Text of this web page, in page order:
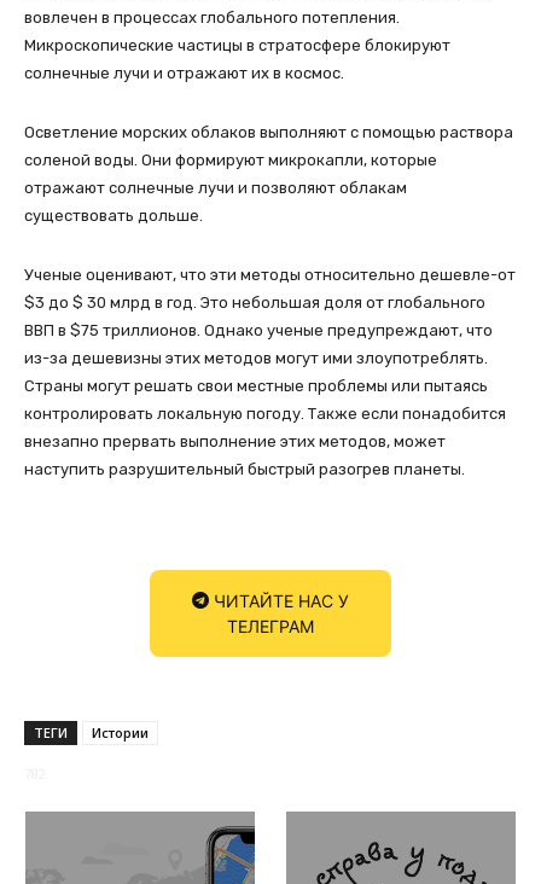
вовлечен в процессах глобального потепления.
Микроскопические частицы в стратосфере блокируют
солнечные лучи и отражают их в космос.
Осветление морских облаков выполняют с помощью раствора
соленой воды. Они формируют микрокапли, которые
отражают солнечные лучи и позволяют облакам
существовать дольше.
Ученые оценивают, что эти методы относительно дешевле-от
$3 до $ 30 млрд в год. Это небольшая доля от глобального
ВВП в $75 триллионов. Однако ученые предупреждают, что
из-за дешевизны этих методов могут ими злоупотреблять.
Страны могут решать свои местные проблемы или пытаясь
контролировать локальную погоду. Также если понадобится
внезапно прервать выполнение этих методов, может
наступить разрушительный быстрый разогрев планеты.
ЧИТАЙТЕ НАС У
ТЕЛЕГРАМ
ТЕГИ Истории